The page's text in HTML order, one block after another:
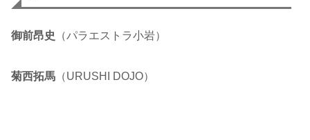
御前昂史 （パラエストラ小岩）
菊西拓馬 （URUSHI DOJO）